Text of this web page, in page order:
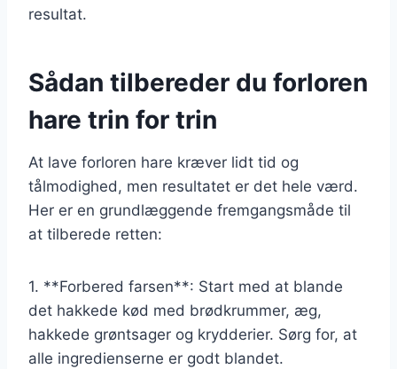
resultat.
Sådan tilbereder du forloren
hare trin for trin
At lave forloren hare kræver lidt tid og
tålmodighed, men resultatet er det hele værd.
Her er en grundlæggende fremgangsmåde til
at tilberede retten:
1. **Forbered farsen**: Start med at blande
det hakkede kød med brødkrummer, æg,
hakkede grøntsager og krydderier. Sørg for, at
alle ingredienserne er godt blandet.